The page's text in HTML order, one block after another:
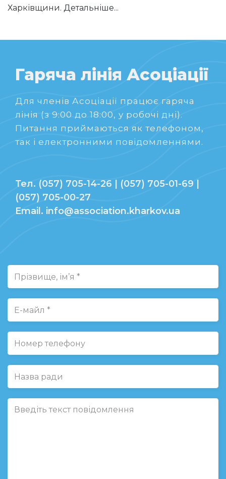
Харківщини. Детальніше...
Гаряча лінія Асоціації
Для членів Асоціації працює гаряча
лінія (з 9:00 до 18:00, у робочі дні).
Питання приймаються як телефоном,
так і електронними повідомленнями.
Тел. (057) 705-14-26 | (057) 705-01-69 |
(057) 705-00-27
Email. info@association.kharkov.ua